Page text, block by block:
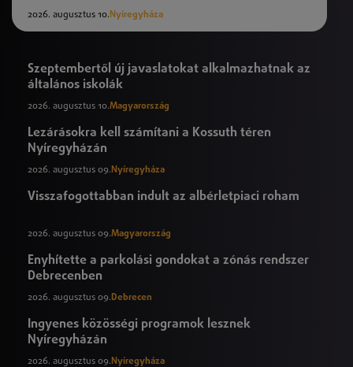
2026. augusztus 10. Nyíregyháza
Szeptembertől új javaslatokat alkalmazhatnak az
általános iskolák
2026. augusztus 10.Magyarország
Lezárásokra kell számítani a Kossuth téren
Nyíregyházán
2026. augusztus 09. Nyíregyháza
Visszafogottabban indult az albérletpiaci roham
2026. augusztus 09.Magyarország
Enyhítette a parkolási gondokat a zónás rendszer
Debrecenben
2026. augusztus 09.Debrecen
Ingyenes közösségi programok lesznek
Nyíregyházán
2026. augusztus 09. Nyíregyháza